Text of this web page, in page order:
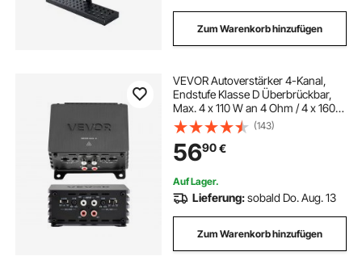
Zum Warenkorb hinzufügen
VEVOR Autoverstärker 4-Kanal,
Endstufe Klasse D Überbrückbar,
Max. 4 x 110 W an 4 Ohm / 4 x 160
W an 2 Ohm,
Hochleistungsverstärker für SUVs
Pickups Geländewagen Mehrkanal-
Audioverstärker
(143)
5690€
Auf Lager.
Lieferung:sobald Do. Aug. 13
Zum Warenkorb hinzufügen